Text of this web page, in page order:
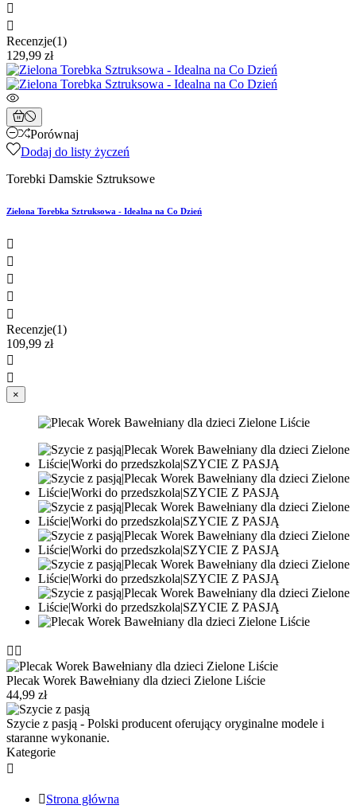


Recenzje(1)
129,99 zł
Porównaj
Dodaj do listy życzeń
Torebki Damskie Sztruksowe
Zielona Torebka Sztruksowa - Idealna na Co Dzień





Recenzje(1)
109,99 zł


×
 
Plecak Worek Bawełniany dla dzieci Zielone Liście
44,99 zł
Szycie z pasją - Polski producent oferujący oryginalne modele i
staranne wykonanie.
Kategorie

Strona główna